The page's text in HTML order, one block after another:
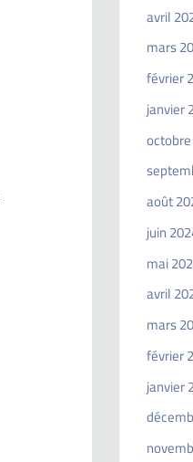
avril
mars
février
janvier
août
juin
mai
avril
mars
février
janvier